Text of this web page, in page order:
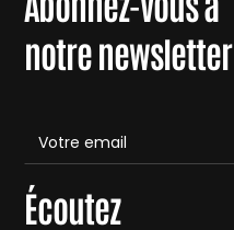
notre newsletter
Écoutez